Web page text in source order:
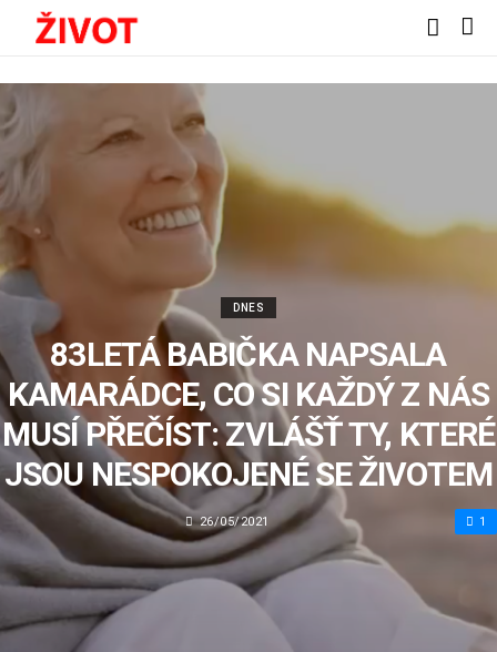
DNES
83LETÁ BABIČKA NAPSALA
KAMARÁDCE, CO SI KAŽDÝ Z NÁS
MUSÍ PŘEČÍST: ZVLÁŠŤ TY, KTERÉ
JSOU NESPOKOJENÉ SE ŽIVOTEM
26/05/2021 1